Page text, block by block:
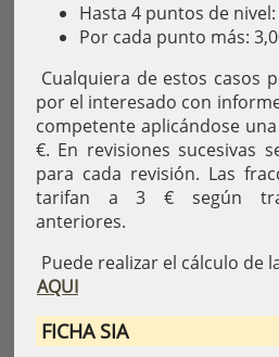
Hasta 4 puntos de nivel:
Por cada punto más:
Cualquiera de estos casos
por el interesado con
competente aplicándose
€. En revisiones sucesivas
para cada revisión. Las
tarifan a 3 € según
anteriores.
Puede realizar el cálculo de
AQUI
FICHA SIA